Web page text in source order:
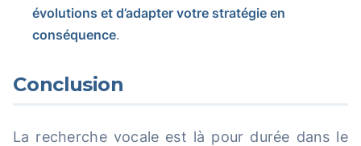
évolutions et d’adapter votre stratégie en
conséquence.
Conclusion
La recherche vocale est là pour durée dans le